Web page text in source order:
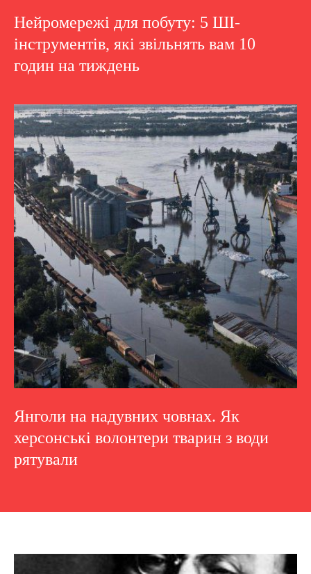
Нейромережі для побуту: 5 ШІ-
інструментів, які звільнять вам 10
годин на тиждень
Янголи на надувних човнах. Як
херсонські волонтери тварин з води
рятували